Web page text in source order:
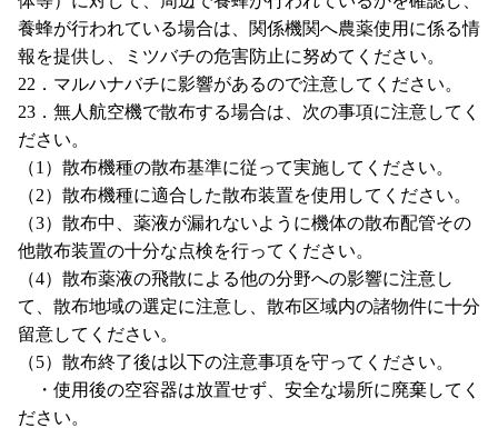
養蜂が行われている場合は、関係機関へ農薬使用に係る情
報を提供し、ミツバチの危害防止に努めてください。
22．マルハナバチに影響があるので注意してください。
23．無人航空機で散布する場合は、次の事項に注意してく
ださい。
（1）散布機種の散布基準に従って実施してください。
（2）散布機種に適合した散布装置を使用してください。
（3）散布中、薬液が漏れないように機体の散布配管その
他散布装置の十分な点検を行ってください。
（4）散布薬液の飛散による他の分野への影響に注意し
て、散布地域の選定に注意し、散布区域内の諸物件に十分
留意してください。
（5）散布終了後は以下の注意事項を守ってください。
・使用後の空容器は放置せず、安全な場所に廃棄してく
ださい。